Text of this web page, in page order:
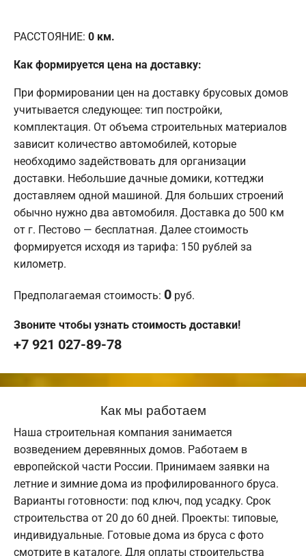
РАССТОЯНИЕ: 0 км.
Как формируется цена на доставку:
При формировании цен на доставку брусовых домов
учитывается следующее: тип постройки,
комплектация. От объема строительных материалов
зависит количество автомобилей, которые
необходимо задействовать для организации
доставки. Небольшие дачные домики, коттеджи
доставляем одной машиной. Для больших строений
обычно нужно два автомобиля. Доставка до 500 км
от г. Пестово — бесплатная. Далее стоимость
формируется исходя из тарифа: 150 рублей за
километр.
Предполагаемая стоимость: 0 руб.
Звоните чтобы узнать стоимость доставки!
+7 921 027-89-78
Как мы работаем
Наша строительная компания занимается
возведением деревянных домов. Работаем в
европейской части России. Принимаем заявки на
летние и зимние дома из профилированного бруса.
Варианты готовности: под ключ, под усадку. Срок
строительства от 20 до 60 дней. Проекты: типовые,
индивидуальные. Готовые дома из бруса с фото
смотрите в каталоге. Для оплаты строительства